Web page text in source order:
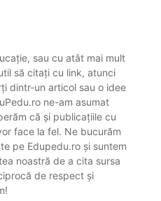
sau cu atât mai mult
să citați cu link, atunci
dintr-un articol sau o idee
ne-am asumat
că și publicațiile cu
face la fel. Ne bucurăm
pe Edupedu.ro și suntem
noastră de a cita sursa
de respect și